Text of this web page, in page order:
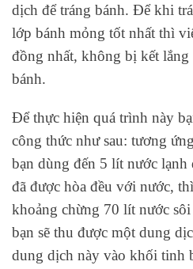
dịch để tráng bánh. Để khi
lớp bánh mỏng tốt nhất thì
đồng nhất, không bị kết
bánh.
Để thực hiện quá trình này
công thức như sau: tương
bạn dùng đến 5 lít nước lạnh
đã được hòa đều với nước,
khoảng chừng 70 lít nước sôi
bạn sẽ thu được một dung
dung dịch này vào khối tinh